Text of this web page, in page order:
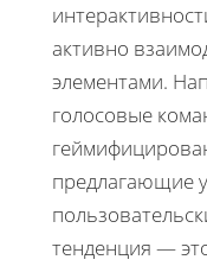
активно
элементами.
голосовые
предлагающие
тенденция —